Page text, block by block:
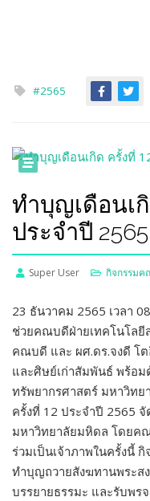
#2565
ทำบุญเดือนเ
ประจำปี 2565
Super User กิจกรรมค
23 ธันวาคม 2565 เวลา
ช่วยคณบดีฝ่ายเทคโนโลยี
คณบดี และ ผศ.ดร.จงดี โ
และศิษย์เก่าสัมพันธ์ พร้อ
ทรัพยากรศาสตร์ มหาวิทย
ครั้งที่ 12 ประจำปี 2565
มหาวิทยาลัยมหิดล โดยค
ร่วมเป็นเจ้าภาพในครั้งนี้
ทำบุญถวายสังฆทานพระส
บรรยายธรรมะ และรับพ